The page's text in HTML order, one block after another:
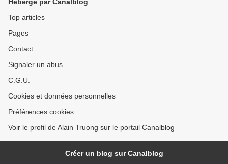
Top articles
Pages
Contact
Signaler un abus
C.G.U.
Cookies et données personnelles
Préférences cookies
Voir le profil de Alain Truong sur le portail Canalblog
Créer un blog sur Canalblog